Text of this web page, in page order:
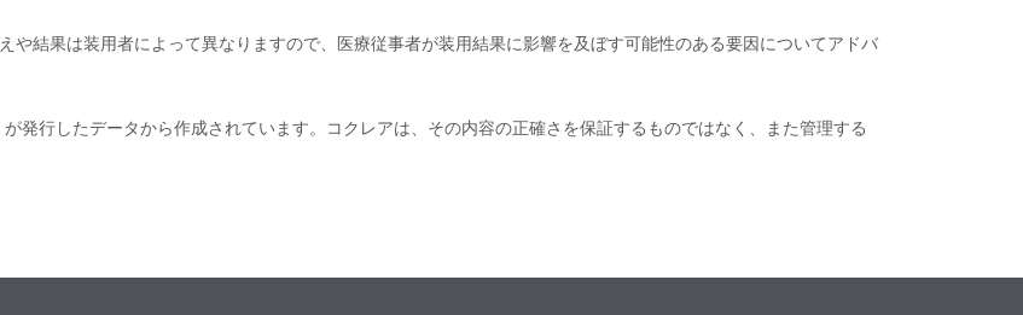
12.0 km|5193 W Broad St., Suite 100
12.4 km|974 Bethel Rd Columbus,
や結果は装用者によって異なりますので、医療従事者が装用結果に影響を及ぼす可能性のある要因についてアドバ
発行したデータから作成されています。コクレアは、その内容の正確さを保証するものではなく、また管理する